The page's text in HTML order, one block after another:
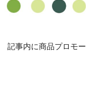
記事内に商品プロモ